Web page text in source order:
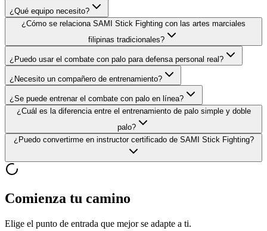
¿Qué equipo necesito?
¿Cómo se relaciona SAMI Stick Fighting con las artes marciales
filipinas tradicionales?
¿Puedo usar el combate con palo para defensa personal real?
¿Necesito un compañero de entrenamiento?
¿Se puede entrenar el combate con palo en línea?
¿Cuál es la diferencia entre el entrenamiento de palo simple y doble
palo?
¿Puedo convertirme en instructor certificado de SAMI Stick Fighting?
Comienza tu camino
Elige el punto de entrada que mejor se adapte a ti.